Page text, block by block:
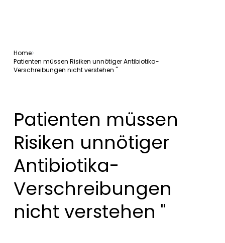
Home
Patienten müssen Risiken unnötiger Antibiotika-
Verschreibungen nicht verstehen "
Patienten müssen
Risiken unnötiger
Antibiotika-
Verschreibungen
nicht verstehen "